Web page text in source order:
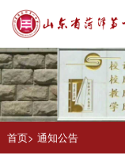
首页> 通知公告